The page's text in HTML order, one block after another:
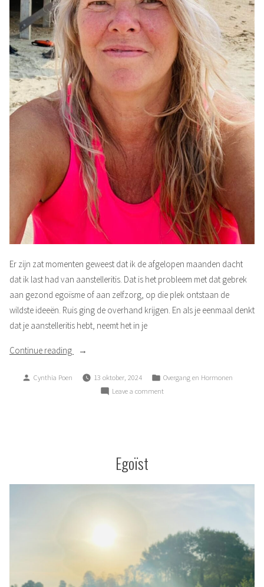
Er zijn zat momenten geweest dat ik de afgelopen maanden dacht
dat ik last had van aanstelleritis. Dat is het probleem met dat gebrek
aan gezond egoïsme of aan zelfzorg, op die plek ontstaan de
wildste ideeën. Ruis ging de overhand krijgen. En als je eenmaal denkt
dat je aanstelleritis hebt, neemt het in je
Continue reading “Ruis”
Posted
Cynthia Poen 13 oktober, 2024
Posted
in
Overgang en Hormonen
Leave a commenton
Egoïst